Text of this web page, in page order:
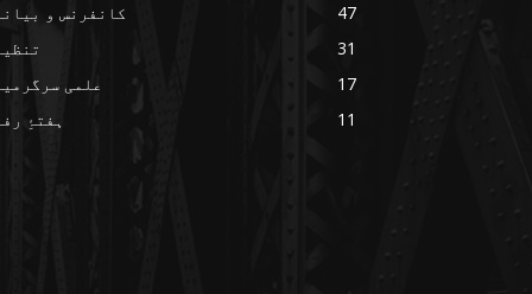
کانفرنس و
47
31
علمی
17
ہفتۂِ
11